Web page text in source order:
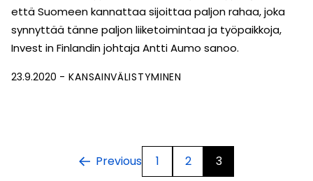
että Suomeen kannattaa sijoittaa paljon rahaa, joka
synnyttää tänne paljon liiketoimintaa ja työpaikkoja,
Invest in Finlandin johtaja Antti Aumo sanoo.
23.9.2020 KANSAINVÄLISTYMINEN
Previous 1 2 3